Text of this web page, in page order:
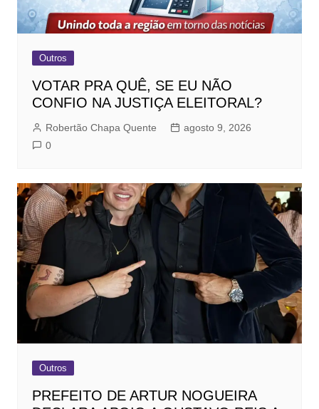
Outros
VOTAR PRA QUÊ, SE EU NÃO
CONFIO NA JUSTIÇA ELEITORAL?
Robertão Chapa Quente
agosto 9, 2026
0
Outros
PREFEITO DE ARTUR NOGUEIRA